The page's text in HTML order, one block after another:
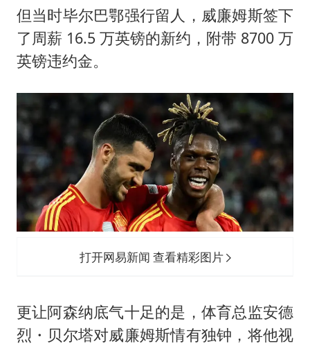
但当时毕尔巴鄂强行留人，威廉姆斯签下
了周薪 16.5 万英镑的新约，附带 8700 万
英镑违约金。
打开网易新闻 查看精彩图片
更让阿森纳底气十足的是，体育总监安德
烈・贝尔塔对威廉姆斯情有独钟，将他视